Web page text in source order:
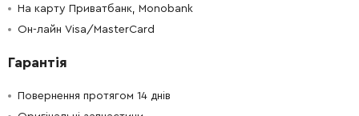
F000600217 26.88 Грн
На карту Приватбанк, Monobank
Он-лайн Visa/MasterCard
Гарантія
Повернення протягом 14 днів